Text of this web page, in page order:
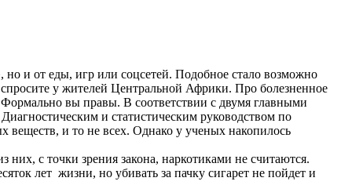
но и от еды, игр или соцсетей. Подобное стало возможно
у жителей Центральной Африки. Про болезненное
вы правы. В соответствии с двумя главными
и статистическим руководством по
веществ, и то не всех. Однако у ученых накопилось
с точки зрения закона, наркотиками не считаются.
лет жизни, но убивать за пачку сигарет не пойдет и